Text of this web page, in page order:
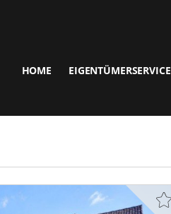
HOME EIGENTÜMERSERVICE